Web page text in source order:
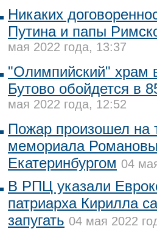
Никаких
Путина и папы
мая 2022 года, 13:37
"Олимпийский" храм
Бутово обойдется в
мая 2022 года, 12:52
Пожар произошел на
мемориала
Екатеринбургом 04
В РПЦ указали
патриарха Кирилла
запугать 04 мая 2022